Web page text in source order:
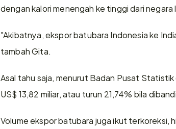
dengan kalori menengah ke tinggi dari
"Akibatnya, ekspor batubara Indonesia ke
tambah Gita.
Asal tahu saja, menurut Badan Pusat
US$ 13,82 miliar, atau turun 21,74% bila
Volume ekspor batubara juga ikut terkoreksi,